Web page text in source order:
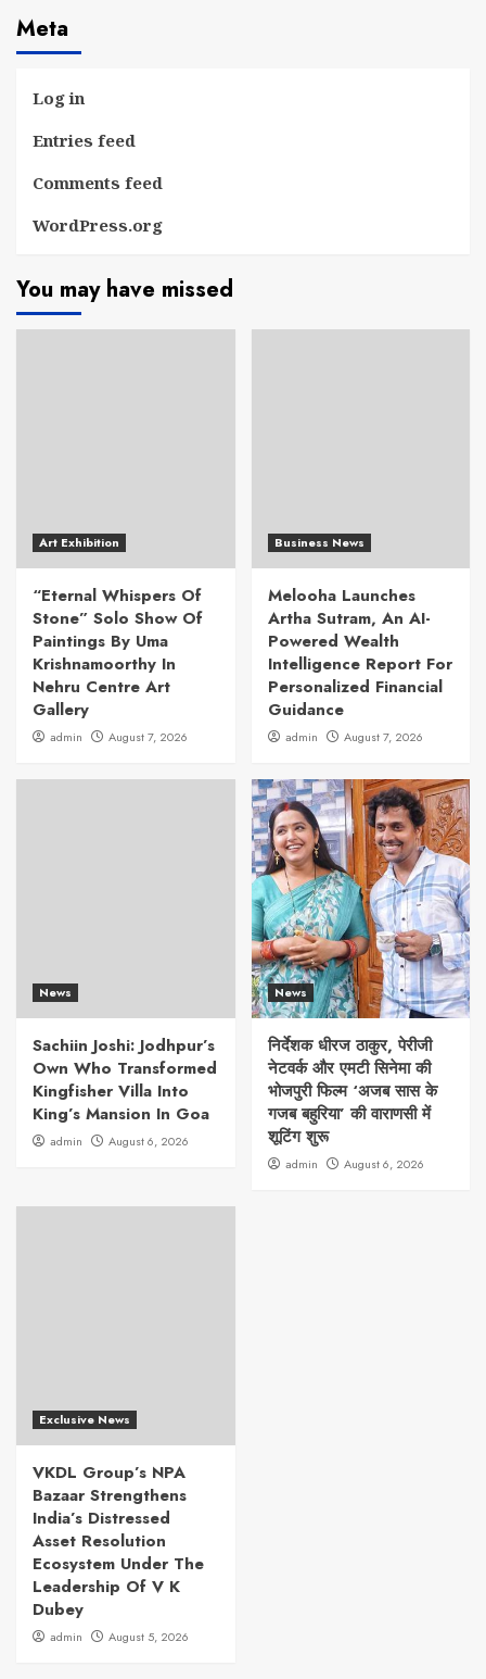
Meta
Log in
Entries feed
Comments feed
WordPress.org
You may have missed
Art Exhibition
“Eternal Whispers Of
Stone” Solo Show Of
Paintings By Uma
Krishnamoorthy In
Nehru Centre Art
Gallery
admin August 7, 2026
Business News
Melooha Launches
Artha Sutram, An AI-
Powered Wealth
Intelligence Report For
Personalized Financial
Guidance
admin August 7, 2026
News
Sachiin Joshi: Jodhpur’s
Own Who Transformed
Kingfisher Villa Into
King’s Mansion In Goa
admin August 6, 2026
News
निर्देशक धीरज ठाकुर, पेरीजी
नेटवर्क और एमटी सिनेमा की
भोजपुरी फिल्म ‘अजब सास के
गजब बहुरिया’ की वाराणसी में
शूटिंग शुरू
admin August 6, 2026
Exclusive News
VKDL Group’s NPA
Bazaar Strengthens
India’s Distressed
Asset Resolution
Ecosystem Under The
Leadership Of V K
Dubey
admin August 5, 2026